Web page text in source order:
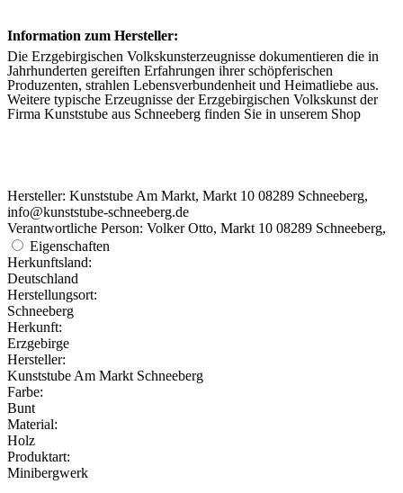
Information zum Hersteller:
Die Erzgebirgischen Volkskunsterzeugnisse dokumentieren die in
Jahrhunderten gereiften Erfahrungen ihrer schöpferischen
Produzenten, strahlen Lebensverbundenheit und Heimatliebe aus.
Hersteller: Kunststube Am Markt, Markt 10 08289 Schneeberg,
info@kunststube-schneeberg.de
Verantwortliche Person: Volker Otto, Markt 10 08289 Schneeberg,
Eigenschaften
Herkunftsland:
Deutschland
Herstellungsort:
Schneeberg
Herkunft:
Erzgebirge
Hersteller:
Kunststube Am Markt Schneeberg
Farbe:
Bunt
Material:
Holz